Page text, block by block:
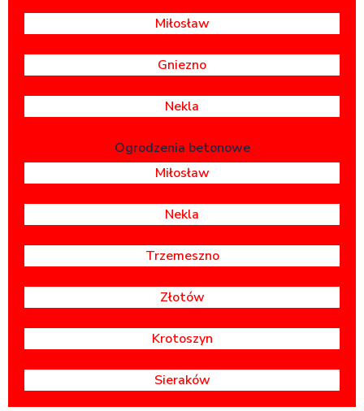
Miłosław
Gniezno
Nekla
Ogrodzenia betonowe
Miłosław
Nekla
Trzemeszno
Złotów
Krotoszyn
Sieraków